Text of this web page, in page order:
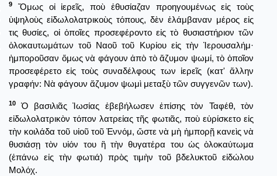
9
Ὅμως οἰ ἱερεῖς, ποὺ ἐθυσίαζαν προηγουμένως εἰς τοὺς
ὑψηλοὺς εἰδωλολατρικοὺς τόπους, δὲν ἐλάμβαναν μέρος εἰς
τις θυσίες, οἱ ὁποῖες προσεφέροντο εἰς τὸ θυσιαστήριον τῶν
ὁλοκαυτωμάτων τοῦ Ναοῦ τοῦ Κυρίου εἰς τὴν Ἱερουσαλήμ·
ἠμποροῦσαν ὅμως νὰ φάγουν ἀπὸ τὸ ἄζυμον ψωμί, τὸ ὁποῖον
προσεφέρετο εἰς τοὺς συναδέλφους των ἱερεῖς (κατ' ἄλλην
γραφήν: Νὰ φάγουν ἄζυμον ψωμὶ μεταξὺ τῶν συγγενῶν των).
10
Ὁ βασιλιᾶς Ἰωσίας ἐβεβήλωσεν ἐπίσης τὸν Ταφέθ, τὸν
εἰδωλολατρικὸν τόπον λατρείας τῆς φωτιᾶς, ποὺ εὑρίσκετο εἰς
τὴν κοιλάδα τοῦ υἱοῦ τοῦ Ἐννόμ, ὥστε νὰ μὴ ἠμπορῇ κανεὶς νὰ
θυσιάσῃ τὸν υἱόν του ἢ τὴν θυγατέρα του ὡς ὁλοκαύτωμα
(ἐπάνω εἰς τὴν φωτιά) πρὸς τιμὴν τοῦ βδελυκτοῦ εἰδώλου
Μολόχ.